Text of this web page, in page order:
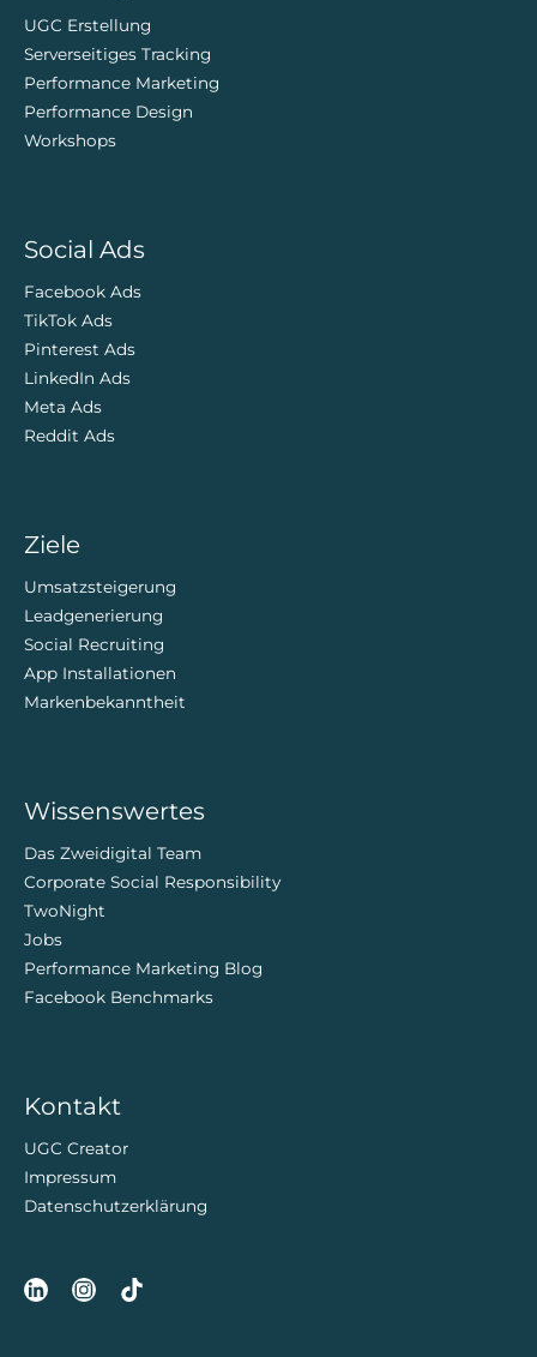
UGC Erstellung
Serverseitiges Tracking
Performance Marketing
Performance Design
Workshops
Social Ads
Facebook Ads
TikTok Ads
Pinterest Ads
LinkedIn Ads
Meta Ads
Reddit Ads
Ziele
Umsatzsteigerung
Leadgenerierung
Social Recruiting
App Installationen
Markenbekanntheit
Wissenswertes
Das Zweidigital Team
Corporate Social Responsibility
TwoNight
Jobs
Performance Marketing Blog
Facebook Benchmarks
Kontakt
UGC Creator
Impressum
Datenschutzerklärung